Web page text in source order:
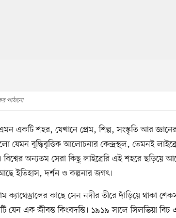
পাঠানো
একটি শহর, যেখানে প্রেম, শিল্প, সংস্কৃতি আর
যেমন বুদ্ধিবৃত্তিক আলোচনার কেন্দ্রস্থল, তেমনই
বিশ্বের অন্যতম সেরা কিছু লাইব্রেরি এই শহরে ছড়িয়ে
ইতিহাস, দর্শন ও কল্পনার জগৎ।
ক্যাথেড্রালের কাছে সেন নদীর তীরে দাঁড়িয়ে থাকা
যেন এক জীবন্ত কিংবদন্তি। ১৯১৯ সালে সিলভিয়া বিচ